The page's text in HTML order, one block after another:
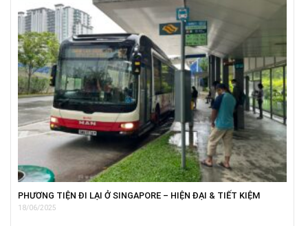
PHƯƠNG TIỆN ĐI LẠI Ở SINGAPORE – HIỆN ĐẠI & TIẾT KIỆM
18/06/2025